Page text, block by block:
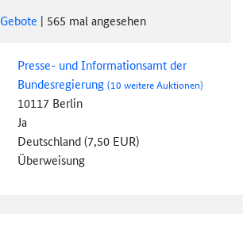
Gebote | 565 mal angesehen
Presse- und Informationsamt der
Bundesregierung(10 weitere Auktionen)
10117 Berlin
Ja
Deutschland (7,50 EUR)
Überweisung